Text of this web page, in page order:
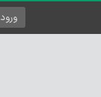
ورود